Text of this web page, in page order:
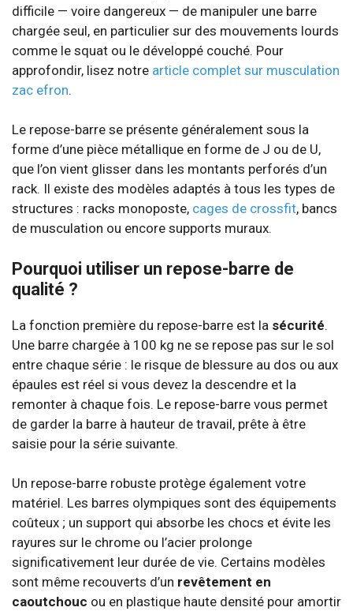
difficile — voire dangereux — de manipuler une barre
chargée seul, en particulier sur des mouvements lourds
comme le squat ou le développé couché. Pour
approfondir, lisez notre article complet sur musculation
zac efron.
Le repose-barre se présente généralement sous la
forme d’une pièce métallique en forme de J ou de U,
que l’on vient glisser dans les montants perforés d’un
rack. Il existe des modèles adaptés à tous les types de
structures : racks monoposte, cages de crossfit, bancs
de musculation ou encore supports muraux.
Pourquoi utiliser un repose-barre de
qualité ?
La fonction première du repose-barre est la sécurité.
Une barre chargée à 100 kg ne se repose pas sur le sol
entre chaque série : le risque de blessure au dos ou aux
épaules est réel si vous devez la descendre et la
remonter à chaque fois. Le repose-barre vous permet
de garder la barre à hauteur de travail, prête à être
saisie pour la série suivante.
Un repose-barre robuste protège également votre
matériel. Les barres olympiques sont des équipements
coûteux ; un support qui absorbe les chocs et évite les
rayures sur le chrome ou l’acier prolonge
significativement leur durée de vie. Certains modèles
sont même recouverts d’un revêtement en
caoutchouc ou en plastique haute densité pour amortir